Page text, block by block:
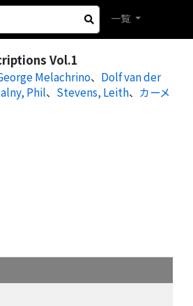
一覧
Vol.1
Melachrino、 Dolf van der
Phil、 Stevens, Leith、 カーメ